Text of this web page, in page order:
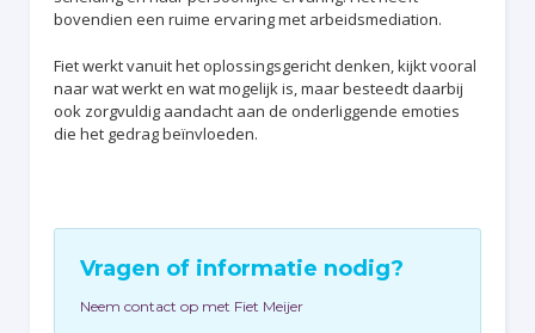
bovendien een ruime ervaring met arbeidsmediation.
Fiet werkt vanuit het oplossingsgericht denken, kijkt vooral
naar wat werkt en wat mogelijk is, maar besteedt daarbij
ook zorgvuldig aandacht aan de onderliggende emoties
die het gedrag beïnvloeden.
Vragen of informatie nodig?
Neem contact op met Fiet Meijer